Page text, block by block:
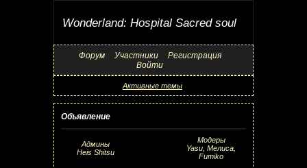
Wonderland: Hospital Sacred soul
Форум Участники
Регистрация
Войти
Активные темы
Объявление
Админы
Heis Shitsu
Модеры
Yasu, Мелиса,
Fumiko